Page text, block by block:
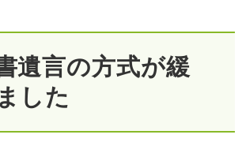
遺言の方式が緩
した